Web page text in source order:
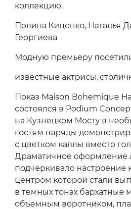
коллекцию.
Полина Киценко, Наталья
Георгиева
Модную премьеру
известные актрисы,
Показ Maison Bohemique
состоялся в Podium
на Кузнецком Мосту в
гостям наряды
с цветком каллы вместо
Драматичное оформление
подчеркивало настроение
центром которой стали
в темных тонах бархатные
объемным воротником,